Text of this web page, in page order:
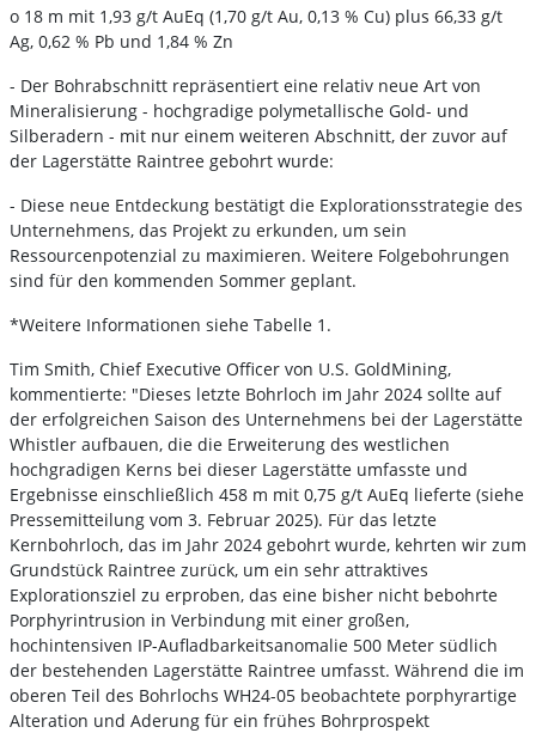
o 18 m mit 1,93 g/t AuEq (1,70 g/t Au, 0,13 % Cu) plus 66,33 g/t
Ag, 0,62 % Pb und 1,84 % Zn
- Der Bohrabschnitt repräsentiert eine relativ neue Art von
Mineralisierung - hochgradige polymetallische Gold- und
Silberadern - mit nur einem weiteren Abschnitt, der zuvor auf
der Lagerstätte Raintree gebohrt wurde:
- Diese neue Entdeckung bestätigt die Explorationsstrategie des
Unternehmens, das Projekt zu erkunden, um sein
Ressourcenpotenzial zu maximieren. Weitere Folgebohrungen
sind für den kommenden Sommer geplant.
*Weitere Informationen siehe Tabelle 1.
Tim Smith, Chief Executive Officer von U.S. GoldMining,
kommentierte: "Dieses letzte Bohrloch im Jahr 2024 sollte auf
der erfolgreichen Saison des Unternehmens bei der Lagerstätte
Whistler aufbauen, die die Erweiterung des westlichen
hochgradigen Kerns bei dieser Lagerstätte umfasste und
Ergebnisse einschließlich 458 m mit 0,75 g/t AuEq lieferte (siehe
Pressemitteilung vom 3. Februar 2025). Für das letzte
Kernbohrloch, das im Jahr 2024 gebohrt wurde, kehrten wir zum
Grundstück Raintree zurück, um ein sehr attraktives
Explorationsziel zu erproben, das eine bisher nicht bebohrte
Porphyrintrusion in Verbindung mit einer großen,
hochintensiven IP-Aufladbarkeitsanomalie 500 Meter südlich
der bestehenden Lagerstätte Raintree umfasst. Während die im
oberen Teil des Bohrlochs WH24-05 beobachtete porphyrartige
Alteration und Aderung für ein frühes Bohrprospekt